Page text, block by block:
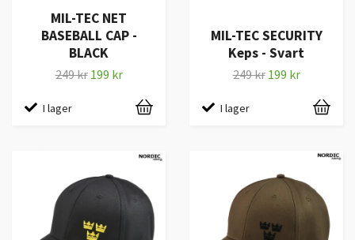
MIL-TEC NET
BASEBALL CAP -
BLACK
249 kr 199 kr
I lager
MIL-TEC SECURITY
Keps - Svart
249 kr 199 kr
I lager